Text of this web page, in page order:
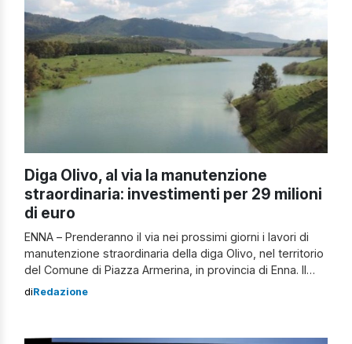
Diga Olivo, al via la manutenzione
straordinaria: investimenti per 29 milioni
di euro
ENNA – Prenderanno il via nei prossimi giorni i lavori di
manutenzione straordinaria della diga Olivo, nel territorio
del Comune di Piazza Armerina, in provincia di Enna. Il
governo regionale guidato dal presidente Renato
affidato un appalto da 29 milioni […]
diRedazione